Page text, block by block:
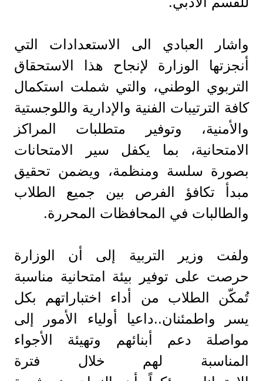
واشار العبادي الى الاستعدادات التي
أنجزتها الوزارة لإنجاح هذا الاستحقاق
التربوي الوطني، والتي شملت استكمال
كافة الترتيبات الفنية والإدارية واللوجستية
والأمنية، وتوفير متطلبات المراكز
الامتحانية، بما يكفل سير الامتحانات
بصورة سلسة ومنظمة، ويضمن تحقيق
مبدأ تكافؤ الفرص بين جميع الطلاب
والطالبات في المحافظات المحررة.
ولفت وزير التربية إلى أن الوزارة
حرصت على توفير بيئة امتحانية مناسبة
تُمكّن الطلاب من أداء اختباراتهم بكل
يسر واطمئنان..داعيا أولياء الأمور إلى
مواصلة دعم أبنائهم وتهيئة الأجواء
المناسبة لهم خلال فترة